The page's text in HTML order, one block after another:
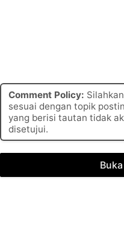
Comment Policy:
sesuai dengan topik
yang berisi tautan tidak
disetujui.